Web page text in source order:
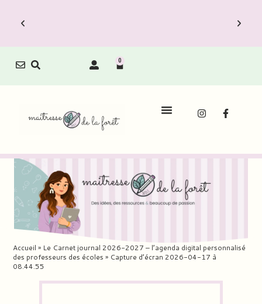
0
Accueil » Le Carnet journal 2026-2027 – l’agenda digital personnalisé
des professeurs des écoles » Capture d’écran 2026-04-17 à
08.44.55